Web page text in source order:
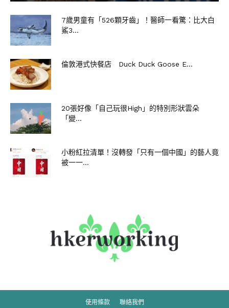
7歲男童有「526顆牙齒」！醫師一看驚：比大白
鯊3...
倫敦港式快餐店 Duck Duck Goose E...
20張好像「自己玩很High」的特別形狀雲朵
「變...
小粉紅拉清單！沒轉發「只有一個中國」的藝人竟
被一一...
使用條款 聯絡我們